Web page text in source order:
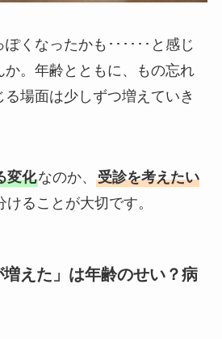
くなったかも･･････と感じ
か。年齢とともに、もの忘れ
場面は少しずつ増えていき
変化なのか、 受診を考えたい
ることが大切です。
増えた」は年齢のせい？病